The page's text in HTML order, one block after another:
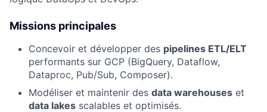
Missions principales
Concevoir et développer des pipelines ETL/ELT
performants sur GCP (BigQuery, Dataflow,
Dataproc, Pub/Sub, Composer).
Modéliser et maintenir des data warehouses et
data lakes scalables et optimisés.